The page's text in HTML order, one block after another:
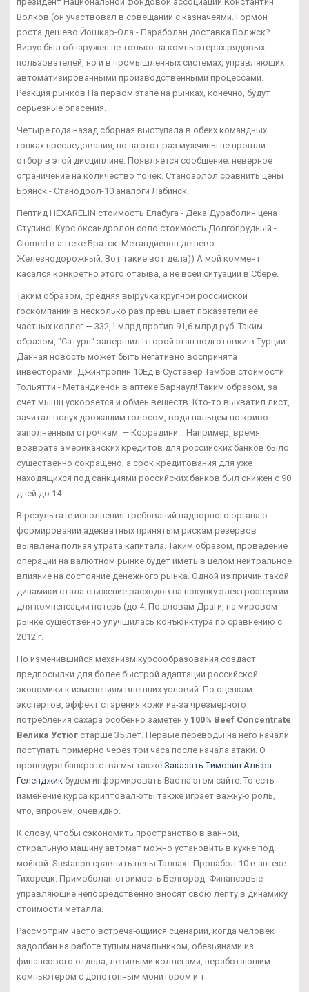
Волков (он участвовал в совещании с казначеями. Гормон
роста дешево Йошкар-Ола - Параболан доставка Волжск?
Вирус был обнаружен не только на компьютерах рядовых
пользователей, но и в промышленных системах, управляющих
автоматизированными производственными процессами.
Реакция рынков На первом этапе на рынках, конечно, будут
серьезные опасения.
Четыре года назад сборная выступала в обеих командных
гонках преследования, но на этот раз мужчины не прошли
отбор в этой дисциплине. Появляется сообщение: неверное
ограничение на количество точек. Станозолол сравнить цены
Брянск - Станодрол-10 аналоги Лабинск.
Пептид HEXARELIN стоимость Елабуга - Дека Дураболин цена
Ступино! Курс оксандролон соло стоимость Долгопрудный -
Clomed в аптеке Братск: Метандиенон дешево
Железнодорожный. Вот такие вот дела)) А мой коммент
касался конкретно этого отзыва, а не всей ситуации в Сбере.
Таким образом, средняя выручка крупной российской
госкомпании в несколько раз превышает показатели ее
частных коллег — 332,1 млрд против 91,6 млрд руб. Таким
образом, "Сатурн" завершил второй этап подготовки в Турции.
Данная новость может быть негативно воспринята
инвесторами. Джинтропин 10Ед в Суставер Тамбов стоимости
Тольятти - Метандиенон в аптеке Барнаул! Таким образом, за
счет мышц ускоряется и обмен веществ. Кто-то выхватил лист,
зачитал вслух дрожащим голосом, водя пальцем по криво
заполненным строчкам: — Коррадини... Например, время
возврата американских кредитов для российских банков было
существенно сокращено, а срок кредитования для уже
находящихся под санкциями российских банков был снижен с 90
дней до 14.
В результате исполнения требований надзорного органа о
формировании адекватных принятым рискам резервов
выявлена полная утрата капитала. Таким образом, проведение
операций на валютном рынке будет иметь в целом нейтральное
влияние на состояние денежного рынка. Одной из причин такой
динамики стала снижение расходов на покупку электроэнергии
для компенсации потерь (до 4. По словам Драги, на мировом
рынке существенно улучшилась конъюнктура по сравнению с
2012 г.
Но изменившийся механизм курсообразования создаст
предпосылки для более быстрой адаптации российской
экономики к изменениям внешних условий. По оценкам
экспертов, эффект старения кожи из-за чрезмерного
потребления сахара особенно заметен у 100% Beef Concentrate
Велика Устюг старше 35 лет. Первые переводы на него начали
поступать примерно через три часа после начала атаки. О
процедуре банкротства мы также Заказать Tимозин Альфа
Геленджик будем информировать Вас на этом сайте. То есть
изменение курса криптовалюты также играет важную роль,
что, впрочем, очевидно.
К слову, чтобы сэкономить пространство в ванной,
стиральную машину автомат можно установить в кухне под
мойкой. Sustanon сравнить цены Талнах - Пронабол-10 в аптеке
Тихорецк: Примоболан стоимость Белгород. Финансовые
управляющие непосредственно вносят свою лепту в динамику
стоимости металла.
Рассмотрим часто встречающийся сценарий, когда человек
задолбан на работе тупым начальником, обезьянами из
финансового отдела, ленивыми коллегами, неработающим
компьютером с допотопным монитором и т.